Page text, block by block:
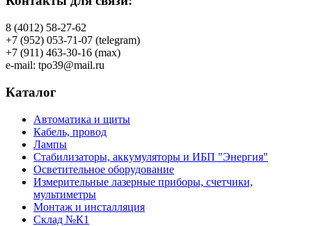
8 (4012) 58-27-62
+7 (952) 053-71-07 (telegram)
+7 (911) 463-30-16 (max)
e-mail: tpo39@mail.ru
Каталог
Автоматика и щиты
Кабель, провод
Лампы
Стабилизаторы, аккумуляторы и ИБП "Энергия"
Осветительное оборудование
Измерительные лазерные приборы, счетчики,
мультиметры
Монтаж и инсталляция
Склад №К1